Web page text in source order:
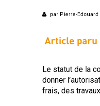
par Pierre-
Le statut de la
donner
frais, des